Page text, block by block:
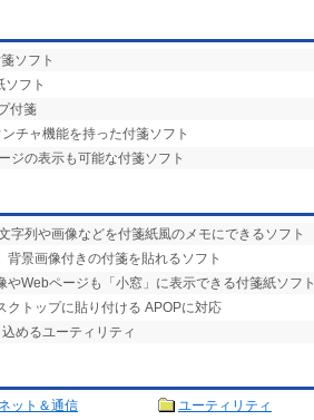
ソフト
ソフト
付箋
チャ機能を持った付箋ソフト
ジの表示も可能な付箋ソフト
字列や画像などを付箋紙風のメモにできるソフト
景画像付きの付箋を貼れるソフト
やWebページも「小窓」に表示できる付箋紙ソフト
クトップに貼り付ける APOPに対応
めるユーティリティ
ット＆通信
ユーティリティ